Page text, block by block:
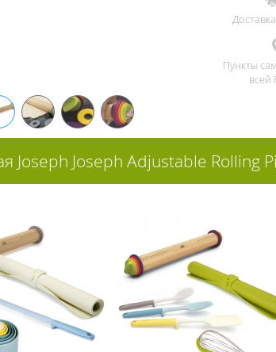
Пункты
всей
Joseph Joseph Adjustable Rolling